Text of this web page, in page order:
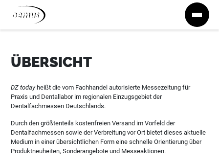
Zum Inhalt springen
ÜBERSICHT
DZ todayheißt die vom Fachhandel autorisierte Messezeitung für
Praxis und Dentallabor im regionalen Einzugsgebiet der
Dentalfachmessen Deutschlands.
Durch den größtenteils kostenfreien Versand im Vorfeld der
Dentalfachmessen sowie der Verbreitung vor Ort bietet dieses aktuelle
Medium in einer übersichtlichen Form eine schnelle Orientierung über
Produktneuheiten, Sonderangebote und Messeaktionen.